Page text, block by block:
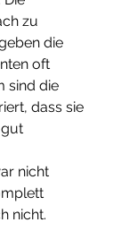
zu
die
oft
sind die
dass sie
nicht
nicht.